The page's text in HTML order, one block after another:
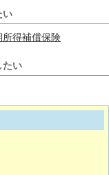
い
所得補償保険
たい